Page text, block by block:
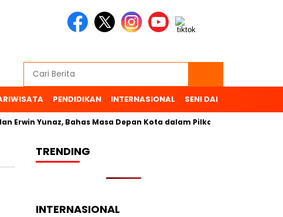
PENDIDIKAN INTERNASIONAL SENI DAN BUDAYA
Erwin Yunaz, Bahas Masa Depan Kota dalam Pilkada
TRENDING
INTERNASIONAL